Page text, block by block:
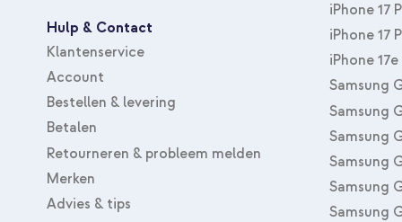
Hulp & Contact
Klantenservice
Account
Bestellen & levering
Betalen
Retourneren & probleem melden
Merken
Advies & tips
iPhone 17
iPhone 17
iPhone 17e
Samsung
Samsung
Samsung
Samsung
Samsung
Samsung